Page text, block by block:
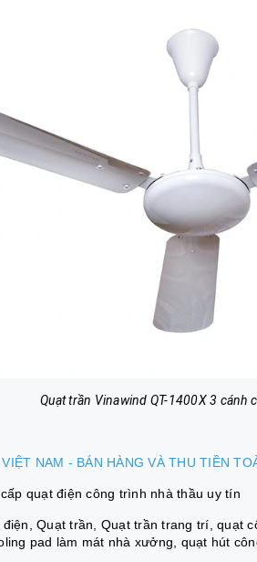
Quạt trần Vinawind QT-1400X 3 cánh
NAM - BÁN HÀNG VÀ THU TIỀN
quạt điện công trình nhà thầu uy tín
Quạt trần, Quạt trần trang trí, quạt
pad làm mát nhà xưởng, quạt hút